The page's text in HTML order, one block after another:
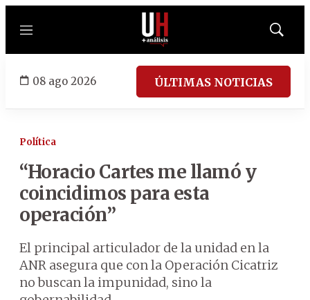
Menú
Mostrar
08 ago 2026 ÚLTIMAS NOTICIAS
Política
“Horacio Cartes me llamó y
coincidimos para esta
operación”
El principal articulador de la unidad en la
ANR asegura que con la Operación Cicatriz
no buscan la impunidad, sino la